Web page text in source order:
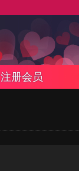
注册会员